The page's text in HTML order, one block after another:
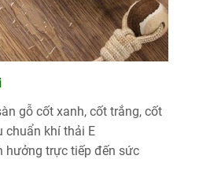
gỗ cốt xanh, cốt trắng, cốt
chuẩn khí thải E
hưởng trực tiếp đến sức